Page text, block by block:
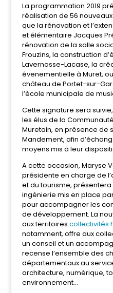
La programmation 2019
réalisation de 56
que la rénovation et
et élémentaire Jacques
rénovation de la salle
Frouzins, la construction
Lavernosse-Lacase, la
évenementielle à Muret,
château de Portet-sur-
l’école municipale de
Cette signature sera
les élus de la
Muretain, en présence de
Mandement, afin
moyens mis à leur
A cette occasion, Maryse
présidente en charge de
et du tourisme, présentera
ingénierie mis en place
pour accompagner les
de développement. La
aux territoires
notamment, offre aux
un conseil et un
recense l’ensemble des
départementaux au
architecture, numérique,
environnement…